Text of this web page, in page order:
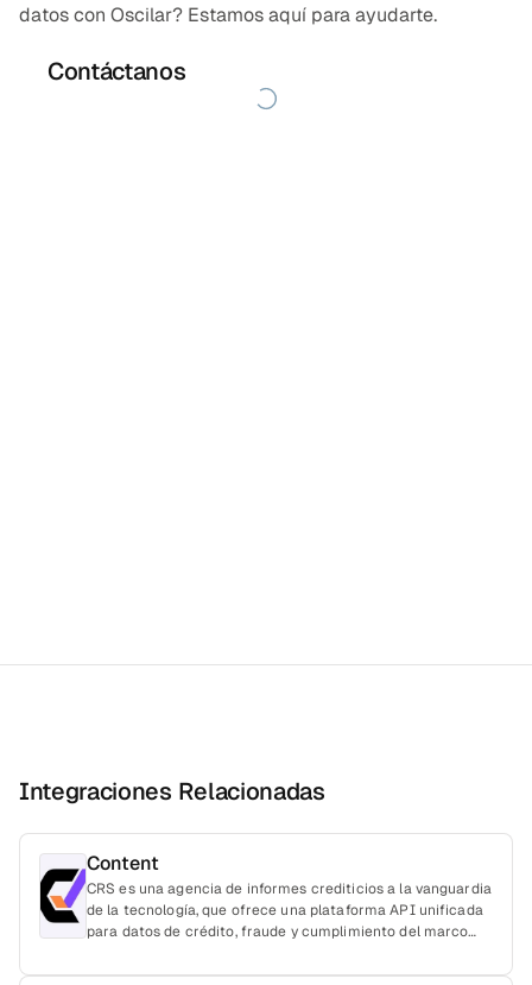
datos con Oscilar? Estamos aquí para ayudarte.
Contáctanos
Integraciones Relacionadas
Content
CRS es una agencia de informes crediticios a la vanguardia
de la tecnología, que ofrece una plataforma API unificada
para datos de crédito, fraude y cumplimiento del marco
con los principales burós de crédito y proveedores de